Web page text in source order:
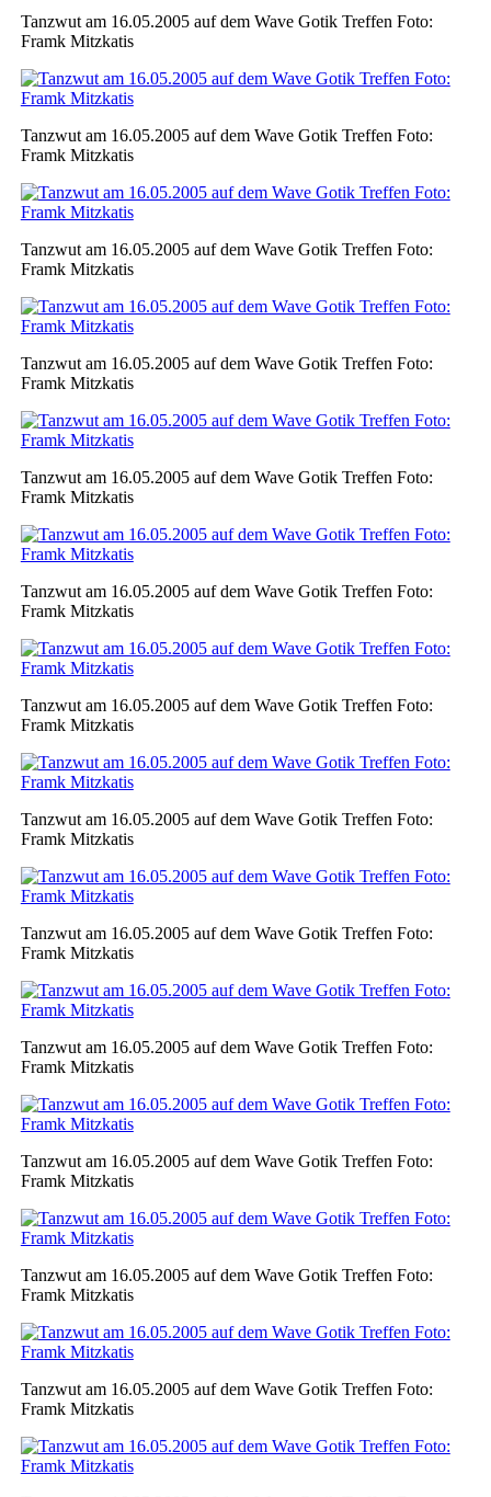
Tanzwut am 16.05.2005 auf dem Wave Gotik Treffen Foto:
Framk Mitzkatis
Tanzwut am 16.05.2005 auf dem Wave Gotik Treffen Foto:
Framk Mitzkatis
Tanzwut am 16.05.2005 auf dem Wave Gotik Treffen Foto:
Framk Mitzkatis
Tanzwut am 16.05.2005 auf dem Wave Gotik Treffen Foto:
Framk Mitzkatis
Tanzwut am 16.05.2005 auf dem Wave Gotik Treffen Foto:
Framk Mitzkatis
Tanzwut am 16.05.2005 auf dem Wave Gotik Treffen Foto:
Framk Mitzkatis
Tanzwut am 16.05.2005 auf dem Wave Gotik Treffen Foto:
Framk Mitzkatis
Tanzwut am 16.05.2005 auf dem Wave Gotik Treffen Foto:
Framk Mitzkatis
Tanzwut am 16.05.2005 auf dem Wave Gotik Treffen Foto:
Framk Mitzkatis
Tanzwut am 16.05.2005 auf dem Wave Gotik Treffen Foto:
Framk Mitzkatis
Tanzwut am 16.05.2005 auf dem Wave Gotik Treffen Foto:
Framk Mitzkatis
Tanzwut am 16.05.2005 auf dem Wave Gotik Treffen Foto:
Framk Mitzkatis
Tanzwut am 16.05.2005 auf dem Wave Gotik Treffen Foto:
Framk Mitzkatis